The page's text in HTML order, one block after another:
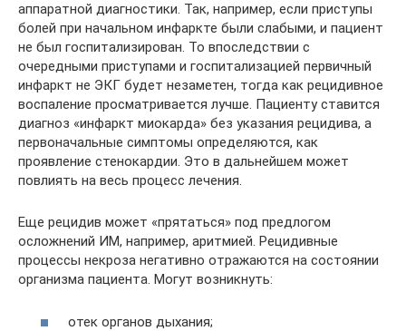
аппаратной диагностики. Так, например, если приступы
болей при начальном инфаркте были слабыми, и пациент
не был госпитализирован. То впоследствии с
очередными приступами и госпитализацией первичный
инфаркт не ЭКГ будет незаметен, тогда как рецидивное
воспаление просматривается лучше. Пациенту ставится
диагноз «инфаркт миокарда» без указания рецидива, а
первоначальные симптомы определяются, как
проявление стенокардии. Это в дальнейшем может
повлиять на весь процесс лечения.
Еще рецидив может «прятаться» под предлогом
осложнений ИМ, например, аритмией. Рецидивные
процессы некроза негативно отражаются на состоянии
организма пациента. Могут возникнуть:
отек органов дыхания;